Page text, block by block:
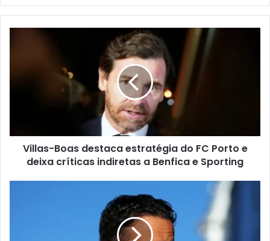
Villas-Boas destaca estratégia do FC Porto e
deixa críticas indiretas a Benfica e Sporting